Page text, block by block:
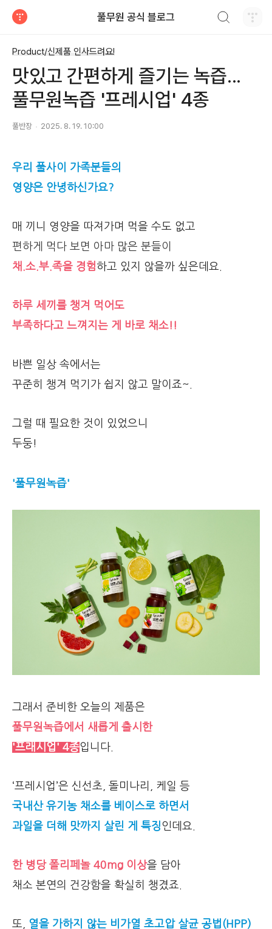
풀무원 공식 블로그
Product/신제품 인사드려요!
맛있고 간편하게 즐기는 녹즙...
풀무원녹즙 '프레시업' 4종
풀반장 2025. 8. 19. 10:00
우리 풀사이 가족분들의
영양은 안녕하신가요?
매 끼니 영양을 따져가며 먹을 수도 없고
편하게 먹다 보면 아마 많은 분들이
채.소.부.족을 경험하고 있지 않을까 싶은데요.
하루 세끼를 챙겨 먹어도
부족하다고 느껴지는 게 바로 채소!!
바쁜 일상 속에서는
꾸준히 챙겨 먹기가 쉽지 않고 말이죠~.
그럴 때 필요한 것이 있었으니
두둥!
'풀무원녹즙'
그래서 준비한 오늘의 제품은
풀무원녹즙에서 새롭게 출시한
'프래시업' 4종입니다.
‘프레시업’은 신선초, 돌미나리, 케일 등
국내산 유기농 채소를 베이스로 하면서
과일을 더해 맛까지 살린 게 특징인데요.
한 병당 폴리페놀 40mg 이상을 담아
채소 본연의 건강함을 확실히 챙겼죠.
또, 열을 가하지 않는 비가열 초고압 살균 공법(HPP)